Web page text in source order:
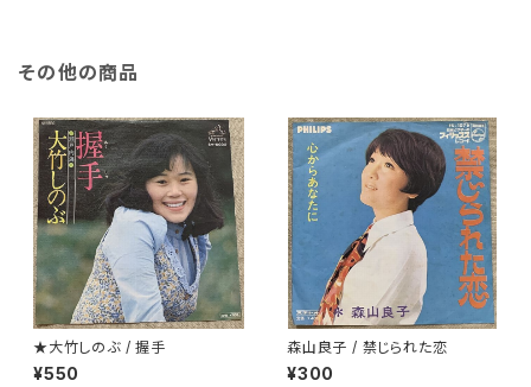
その他の商品
★大竹しのぶ / 握手
¥550
森山良子 / 禁じられた恋
¥300